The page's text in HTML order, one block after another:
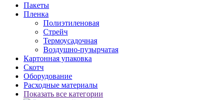
Пакеты
Пленка
Полиэтиленовая
Стрейч
Термоусадочная
Воздушно-пузырчатая
Картонная упаковка
Скотч
Оборудование
Расходные материалы
Показать все категории